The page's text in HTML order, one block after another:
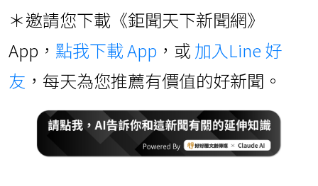
＊邀請您下載《鉅聞天下新聞網》
App， 點我下載 App ，或 加入Line 好
友 ，每天為您推薦有價值的好新聞。